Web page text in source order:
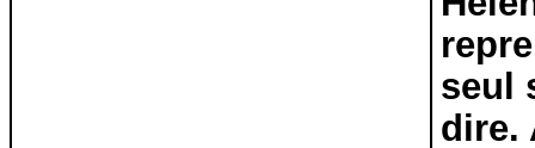
seul
dire.